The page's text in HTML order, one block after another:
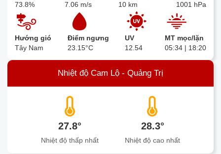
73.8%
7.06 m/s
10 km
1001 hPa
Hướng gió
Tây Nam
Điểm ngưng
23.15°C
UV
12.54
MT mọc/lặn
05:34 | 18:20
Nhiệt độ Cam Lộ - Quảng Trị
27.8°
Nhiệt độ thấp nhất
28.3°
Nhiệt độ cao nhất